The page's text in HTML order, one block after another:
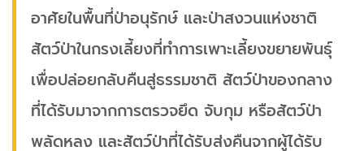
อาศัยในพื้นที่ป่าอนุรักษ์ และป่าสงวนแห่งชาติ
สัตว์ป่าในกรงเลี้ยงที่ทำการเพาะเลี้ยงขยายพันธุ์
เพื่อปล่อยกลับคืนสู่ธรรมชาติ สัตว์ป่าของกลาง
ที่ได้รับมาจากการตรวจยึด จับกุม หรือสัตว์ป่า
พลัดหลง และสัตว์ป่าที่ได้รับส่งคืนจากผู้ได้รับ